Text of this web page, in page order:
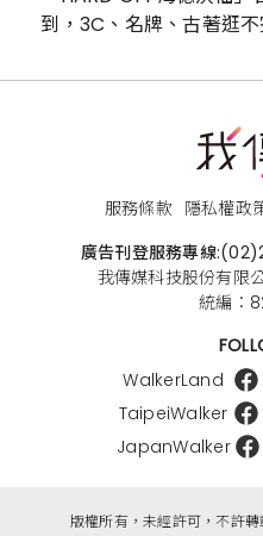
到，3C、名牌、古著逛
服務條款 隱私權政
廣告刊登服務專線:
我傳媒科技股份有限
統編：
WalkerLand
TaipeiWalker
JapanWalker
版權所有，未經許可，不許